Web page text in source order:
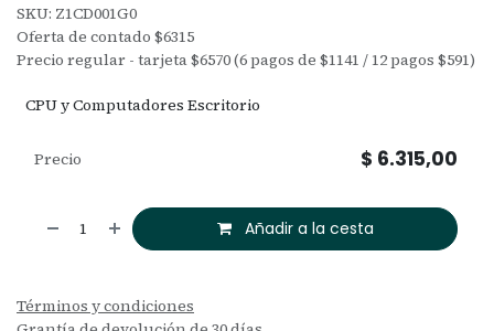
SKU: Z1CD001G0
Oferta de contado $6315
Precio regular - tarjeta $6570 (6 pagos de $1141 / 12 pagos $591)
CPU y Computadores Escritorio
Añadir a la cesta
Precio $ 6.315,00
Términos y condiciones